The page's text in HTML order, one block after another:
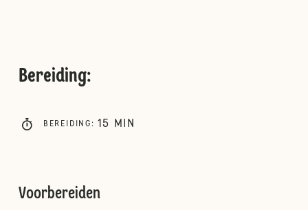
Bereiding:
BEREIDING : 15 MIN
Voorbereiden